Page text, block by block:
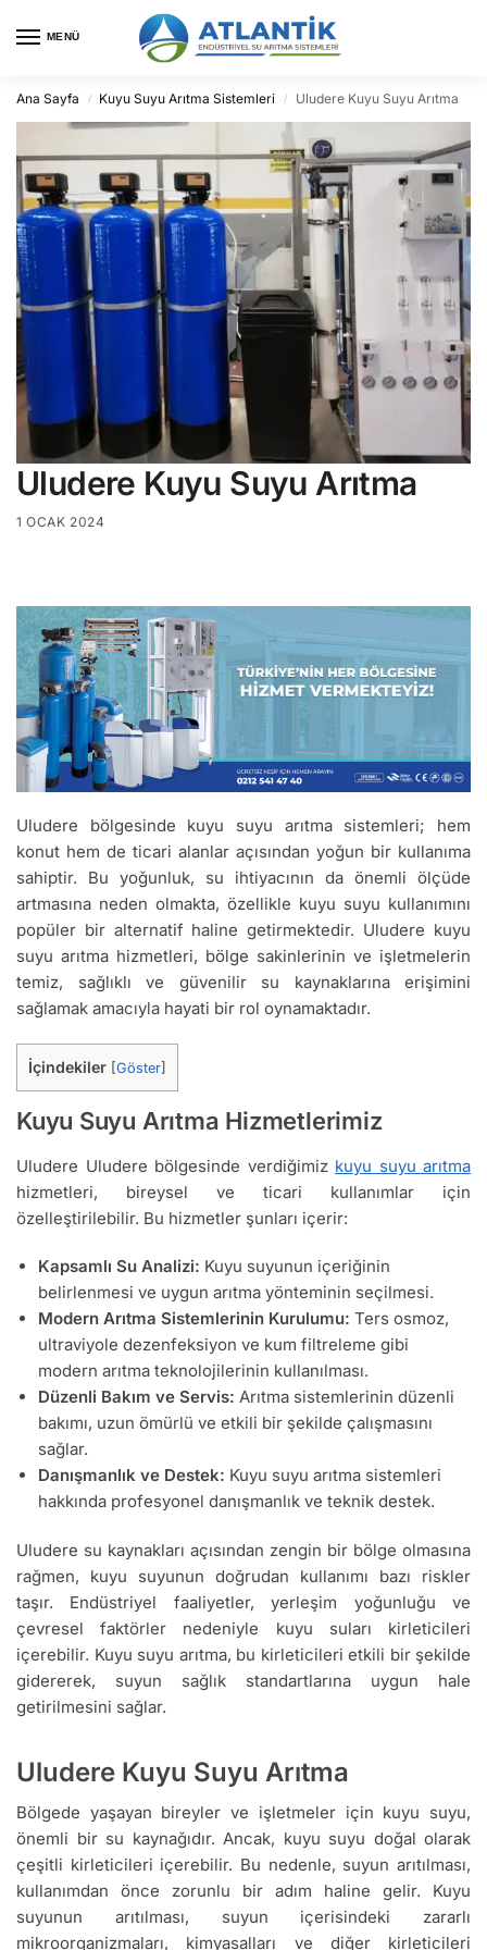
MENÜ
Ana Sayfa / Kuyu Suyu Arıtma Sistemleri / Uludere Kuyu Suyu Arıtma
Uludere Kuyu Suyu Arıtma
1 OCAK 2024
Uludere bölgesinde kuyu suyu arıtma sistemleri; hem
konut hem de ticari alanlar açısından yoğun bir kullanıma
sahiptir. Bu yoğunluk, su ihtiyacının da önemli ölçüde
artmasına neden olmakta, özellikle kuyu suyu kullanımını
popüler bir alternatif haline getirmektedir. Uludere kuyu
suyu arıtma hizmetleri, bölge sakinlerinin ve işletmelerin
temiz, sağlıklı ve güvenilir su kaynaklarına erişimini
sağlamak amacıyla hayati bir rol oynamaktadır.
İçindekiler Göster
Kuyu Suyu Arıtma Hizmetlerimiz
Uludere Uludere bölgesinde verdiğimiz kuyu suyu arıtma
hizmetleri, bireysel ve ticari kullanımlar için
özelleştirilebilir. Bu hizmetler şunları içerir:
Kapsamlı Su Analizi: Kuyu suyunun içeriğinin
belirlenmesi ve uygun arıtma yönteminin seçilmesi.
Modern Arıtma Sistemlerinin Kurulumu: Ters osmoz,
ultraviyole dezenfeksiyon ve kum filtreleme gibi
modern arıtma teknolojilerinin kullanılması.
Düzenli Bakım ve Servis: Arıtma sistemlerinin düzenli
bakımı, uzun ömürlü ve etkili bir şekilde çalışmasını
sağlar.
Danışmanlık ve Destek: Kuyu suyu arıtma sistemleri
hakkında profesyonel danışmanlık ve teknik destek.
Uludere su kaynakları açısından zengin bir bölge olmasına
rağmen, kuyu suyunun doğrudan kullanımı bazı riskler
taşır. Endüstriyel faaliyetler, yerleşim yoğunluğu ve
çevresel faktörler nedeniyle kuyu suları kirleticileri
içerebilir. Kuyu suyu arıtma, bu kirleticileri etkili bir şekilde
gidererek, suyun sağlık standartlarına uygun hale
getirilmesini sağlar.
Uludere Kuyu Suyu Arıtma
Bölgede yaşayan bireyler ve işletmeler için kuyu suyu,
önemli bir su kaynağıdır. Ancak, kuyu suyu doğal olarak
çeşitli kirleticileri içerebilir. Bu nedenle, suyun arıtılması,
kullanımdan önce zorunlu bir adım haline gelir. Kuyu
suyunun arıtılması, suyun içerisindeki zararlı
mikroorganizmaları, kimyasalları ve diğer kirleticileri